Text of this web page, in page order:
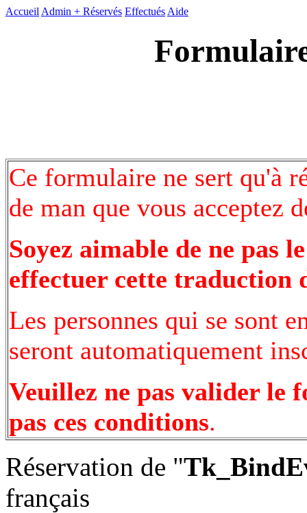
Accueil Admin + Réservés Effectués Aide
Ce formulaire ne sert qu'à
de man que vous acceptez
Soyez aimable de ne pas
effectuer cette traduction
Les personnes qui se sont
seront automatiquement
Veuillez ne pas valider le
pas ces conditions.
Réservation de "
français